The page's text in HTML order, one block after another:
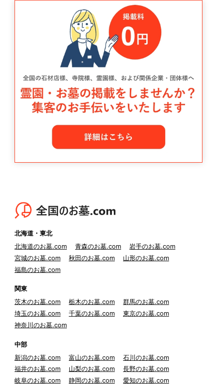
北海道・東北
北海道のお墓.com
青森のお墓.com
岩手のお墓.com
宮城のお墓.com
秋田のお墓.com
山形のお墓.com
福島のお墓.com
関東
茨木のお墓.com
栃木のお墓.com
群馬のお墓.com
埼玉のお墓.com
千葉のお墓.com
東京のお墓.com
神奈川のお墓.com
中部
新潟のお墓.com
富山のお墓.com
石川のお墓.com
福井のお墓.com
山梨のお墓.com
長野のお墓.com
岐阜のお墓.com
静岡のお墓.com
愛知のお墓.com